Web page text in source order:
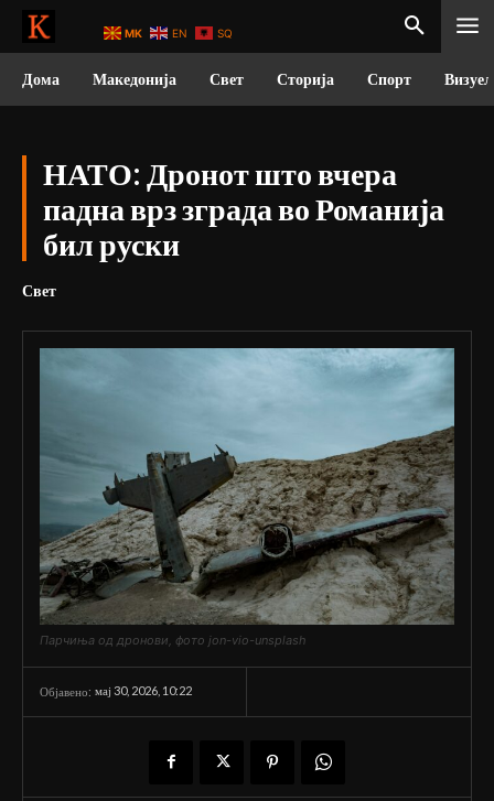
Дома Македонија Свет Сторија Спорт
НАТО: Дронот што вчера
падна врз зграда во Романија
бил руски
Свет
Парчиња од дронови, фото jon-vio-unsplash
Објавено: мај 30, 2026, 10:22
MK EN SQ